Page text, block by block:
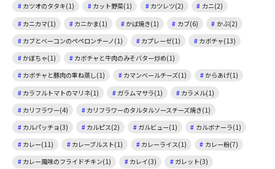
カツオのタタキ(1)
カット野菜(1) カツレツ(2)
カニ(2)
カニカマ(1)
カニかま(1) かば焼き(1) カブ(6)
かぶ(2)
カブとベーコンのペペロンチーノ(1)
カプレーゼ(1)
カボチャ(13)
かぼちゃ(1)
カボチャと牛肉のみそバター炒め(1)
カボチャと豚肉の重ね蒸し(1)
カマンベールチーズ(1)
からあげ(1)
カラフルトマトのマリネ(1)
ガラムマサラ(1)
カラメル(1)
カリフラワー(4)
カリフラワーのタルタルソースチーズ焼き(1)
カルパッチョ(3)
カルピス(2) ガルビュー(1)
カルボナーラ(1)
カレー(11)
カレーブルスト(1) カレーライス(1)
カレー粉(7)
カレー風味のフライドチキン(1)
カレイ(3)
ガレット(3)